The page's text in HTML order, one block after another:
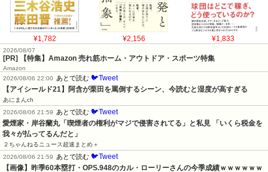
¥1,782 ¥2,156 ¥1,833
2026/08/07
[PR] 【特集】Amazon 売れ筋ホーム・アウトドア・スポーツ特集
Amazon
2026/08/06 22:00
あとで読む 🐦Tweet
【アイシールド21】阿含が栗田を罵倒するシーン、今読むと湿度が高すぎる
あにまんch
2026/08/06 21:59
あとで読む 🐦Tweet
愛煙家・岸谷蘭丸「喫煙者の権利がマジで侵害されてる」と私見 「いくら税金を
我々が払ってるんだと」
２ちゃんねるニュース超速まとめ＋
2026/08/06 21:59
あとで読む 🐦Tweet
【画像】昨季60本塁打・OPS.948のカル・ローリーさんの今季成績ｗｗｗｗｗｗ